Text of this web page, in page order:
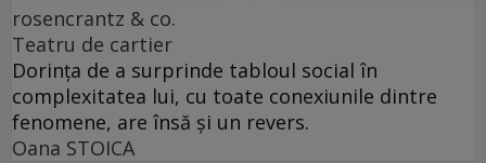
rosencrantz & co.
Teatru de cartier
Dorința de a surprinde tabloul social în
complexitatea lui, cu toate conexiunile dintre
fenomene, are însă și un revers.
Oana STOICA